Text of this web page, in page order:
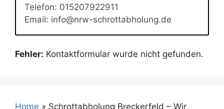
Telefon: 015207922911
Email: info@nrw-schrottabholung.de
Fehler: Kontaktformular wurde nicht gefunden.
Home » Schrottabholung Breckerfeld – Wir